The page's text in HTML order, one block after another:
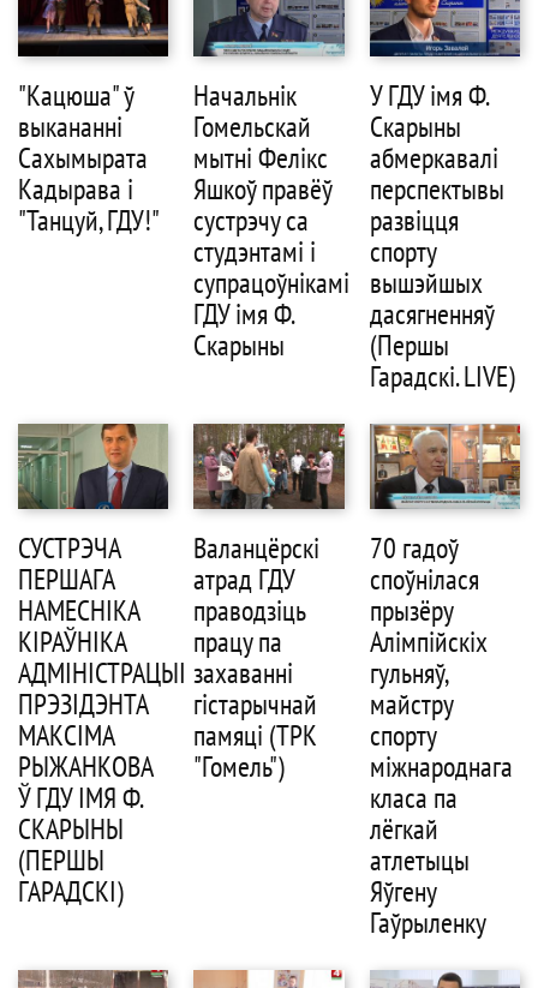
"Кацюша" ў
выкананні
Сахымырата
Кадырава і
"Танцуй, ГДУ!"
Начальнік
Гомельскай
мытні Фелікс
Яшкоў правёў
сустрэчу са
студэнтамі і
супрацоўнікамі
ГДУ імя Ф.
Скарыны
У ГДУ імя Ф.
Скарыны
абмеркавалі
перспектывы
развіцця
спорту
вышэйшых
дасягненняў
(Першы
Гарадскі. LIVE)
СУСТРЭЧА
ПЕРШАГА
НАМЕСНІКА
КІРАЎНІКА
АДМІНІСТРАЦЫІ
ПРЭЗІДЭНТА
МАКСІМА
РЫЖАНКОВА
Ў ГДУ ІМЯ Ф.
СКАРЫНЫ
(ПЕРШЫ
ГАРАДСКІ)
Валанцёрскі
атрад ГДУ
праводзіць
працу па
захаванні
гістарычнай
памяці (ТРК
"Гомель")
70 гадоў
споўнілася
прызёру
Алімпійскіх
гульняў,
майстру
спорту
міжнароднага
класа па
лёгкай
атлетыцы
Яўгену
Гаўрыленку